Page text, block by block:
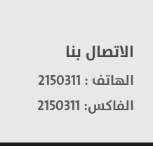
الاتصال بنا
الهاتف : 2150311
الفاكس: 2150311